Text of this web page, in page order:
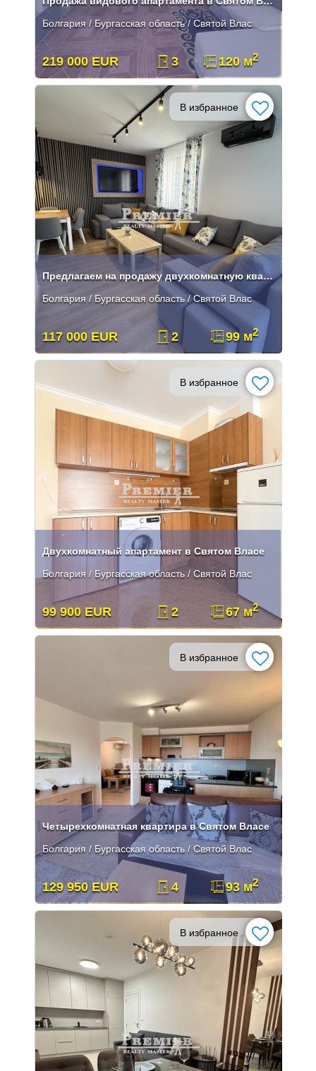
Болгария / Бургасская область / Святой Влас
219 000 EUR 3 120 м2
В избранное
Предлагаем на продажу двухкомнатную квартиру в Святом Власе
Болгария / Бургасская область / Святой Влас
117 000 EUR 2 99 м2
В избранное
Двухкомнатный апартамент в Святом Власе
Болгария / Бургасская область / Святой Влас
99 900 EUR 2 67 м2
В избранное
Четырехкомнатная квартира в Святом Власе
Болгария / Бургасская область / Святой Влас
129 950 EUR 4 93 м2
В избранное